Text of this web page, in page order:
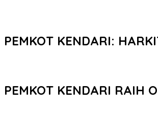
PEMKOT KENDARI:
PEMKOT KENDARI RAIH